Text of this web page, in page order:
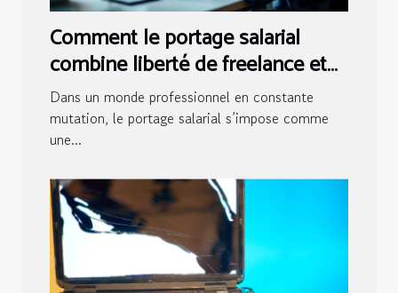
Comment le portage salarial
combine liberté de freelance et
sécurité du CDI ?
Dans un monde professionnel en constante
mutation, le portage salarial s’impose comme
une...